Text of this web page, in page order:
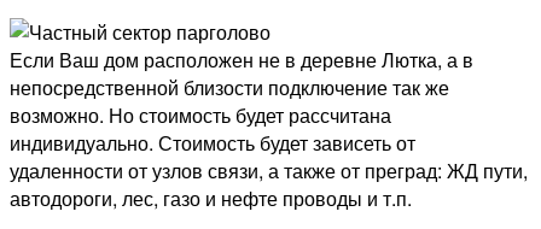
Если Ваш дом расположен не в деревне Лютка, а в
непосредственной близости подключение так же
возможно. Но стоимость будет рассчитана
индивидуально. Стоимость будет зависеть от
удаленности от узлов связи, а также от преград: ЖД пути,
автодороги, лес, газо и нефте проводы и т.п.